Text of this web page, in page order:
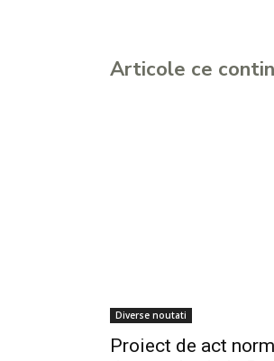
Articole ce
Diverse noutati
Proiect de act